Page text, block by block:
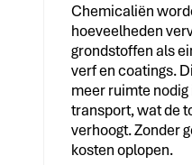
Chemicaliën
hoeveelheden
grondstoffen als
verf en coatings.
meer ruimte
transport, wat de
verhoogt. Zonder
kosten oplopen.